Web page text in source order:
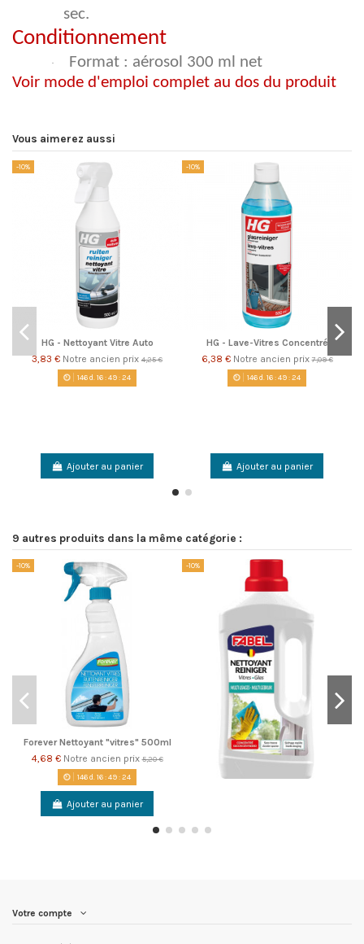
sec.
Conditionnement
·
Format : aérosol 300 ml net
Voir mode d'emploi complet au dos du produit
Vous aimerez aussi
-10%
HG - Nettoyant Vitre Auto
3,83 € Notre ancien prix 4,25 €
146d.16:49:24
Ajouter au panier
-10%
HG - Lave-Vitres Concentré
6,38 € Notre ancien prix7,09 €
146d.16:49:24
Ajouter au panier
9 autres produits dans la même catégorie :
-10%
Forever Nettoyant "vitres" 500ml
4,68 € Notre ancien prix5,20 €
146d. 16:49:24
Ajouter au panier
-10%
Votre compte